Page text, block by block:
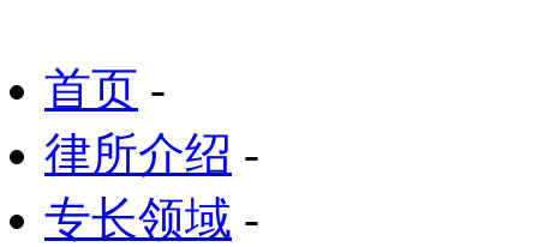
首页 -
律所介绍 -
专长领域 -